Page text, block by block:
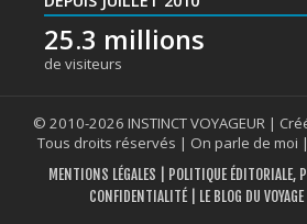
25.3 millions
de visiteurs
© 2010-2026 INSTINCT VOYAGEUR |
Tous droits réservés | On parle de moi |
MENTIONS LÉGALES POLITIQUE ÉDITORIALE,
CONFIDENTIALITÉ | LE BLOG DU